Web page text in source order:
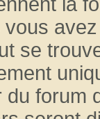
se
forum